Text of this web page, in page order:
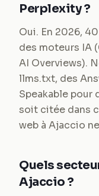
Perplexity ?
Oui. En 2026,
des moteurs IA
AI Overviews).
llms.txt, des
Speakable pour
soit citée dans
web à Ajaccio
Quels
Ajaccio ?